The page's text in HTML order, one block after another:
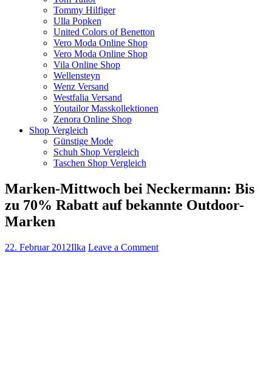
Tommy Hilfiger
Ulla Popken
United Colors of Benetton
Vero Moda Online Shop
Vero Moda Online Shop
Vila Online Shop
Wellensteyn
Wenz Versand
Westfalia Versand
Youtailor Masskollektionen
Zenora Online Shop
Shop Vergleich
Günstige Mode
Schuh Shop Vergleich
Taschen Shop Vergleich
Marken-Mittwoch bei Neckermann: Bis
zu 70% Rabatt auf bekannte Outdoor-
Marken
22. Februar 2012Ilka Leave a Comment